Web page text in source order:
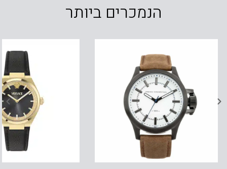
הנמכרים ביותר